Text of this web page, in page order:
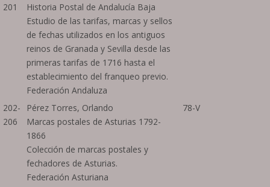
201
Historia Postal de Andalucía Baja
Estudio de las tarifas, marcas y sellos
de fechas utilizados en los antiguos
reinos de Granada y Sevilla desde las
primeras tarifas de 1716 hasta el
establecimiento del franqueo previo.
Federación Andaluza
202-
206
Pérez Torres, Orlando
Marcas postales de Asturias 1792-
1866
Colección de marcas postales y
fechadores de Asturias.
Federación Asturiana
78-V